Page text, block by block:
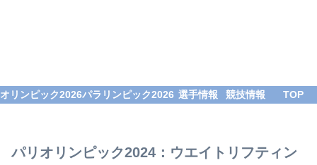
オリンピック2026パラリンピック2026 選手情報 競技情報 TOP
パリオリンピック2024：ウエイトリフティン